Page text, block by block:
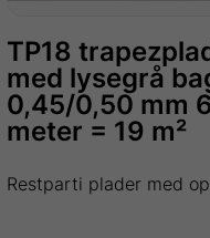
TP18
med lysegrå
0,45/0,50 mm
meter = 19 m²
Restparti plader med